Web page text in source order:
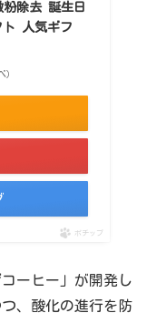
除去 誕生日
人気ギフ
）
ポチップ
ーヒー」が開発し
、酸化の進行を防